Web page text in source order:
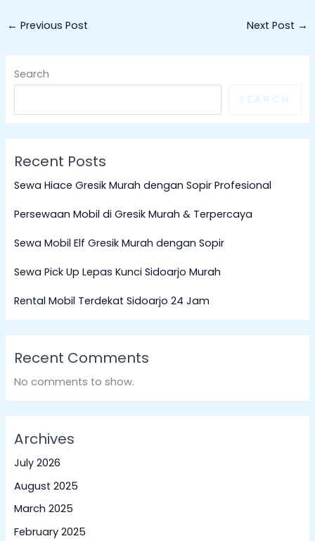
← Previous Post Next Post →
Search
SEARCH
Recent Posts
Sewa Hiace Gresik Murah dengan Sopir Profesional
Persewaan Mobil di Gresik Murah & Terpercaya
Sewa Mobil Elf Gresik Murah dengan Sopir
Sewa Pick Up Lepas Kunci Sidoarjo Murah
Rental Mobil Terdekat Sidoarjo 24 Jam
Recent Comments
No comments to show.
Archives
July 2026
August 2025
March 2025
February 2025